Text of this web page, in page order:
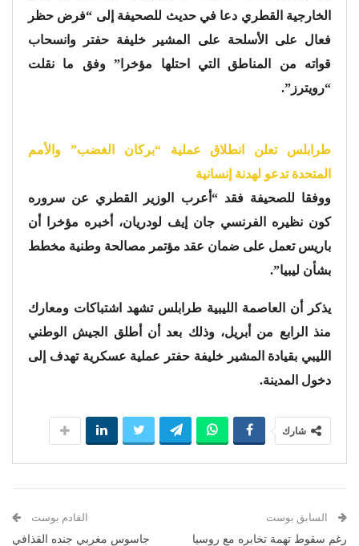
الخارجية القطري دعا في حديث للصحيفة إلى “فرض حظر
فعال على الأسلحة على المشير خليفة حفتر وانسحاب
قواته من المناطق التي احتلها مؤخرا” وفق ما نقلت
“رويترز”.
طرابلس تعلن انطلاق عملية “بركان الغضب” والأمم
المتحدة تدعو لهدنة إنسانية
ووفقا للصحيفة فقد “أعرب الوزير القطري عن سروره
كون نظيره الفرنسي جان إيف لودريان، أخبره مؤخرا أن
باريس تعمل على ضمان عقد مؤتمر مصالحة وطنية مخطط
بشأن ليبيا”.
يذكر أن العاصمة الليبية طرابلس تشهد اشتباكات ومعارك
منذ الرابع من أبريل، وذلك بعد أن أطلق الجيش الوطني
الليبي بقيادة المشير خليفة حفتر عملية عسكرية تهدف إلى
دخول المدينة.
شارك
السابق بوست
رغم سقوط تهمة تخابره مع روسيا
القادم بوست
جاسوس مغربي جنده القذافي